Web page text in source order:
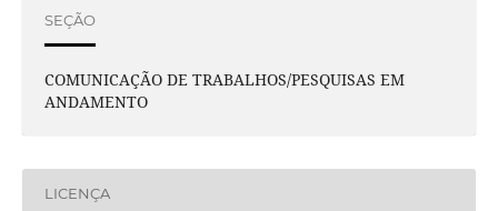
SEÇÃO
COMUNICAÇÃO DE TRABALHOS/PESQUISAS EM
ANDAMENTO
LICENÇA